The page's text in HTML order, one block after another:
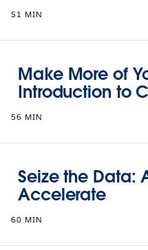
51 MIN
Make More of
Introduction to
56 MIN
Seize the Data:
Accelerate
60 MIN